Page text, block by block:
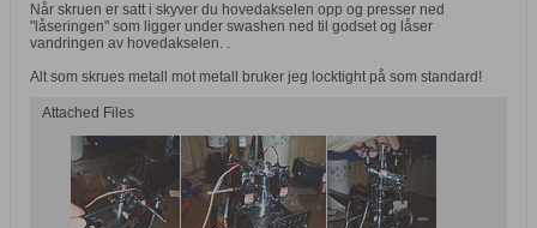
Når skruen er satt i skyver du hovedakselen opp og presser ned
"låseringen" som ligger under swashen ned til godset og låser
vandringen av hovedakselen. .
Alt som skrues metall mot metall bruker jeg locktight på som standard!
Attached Files